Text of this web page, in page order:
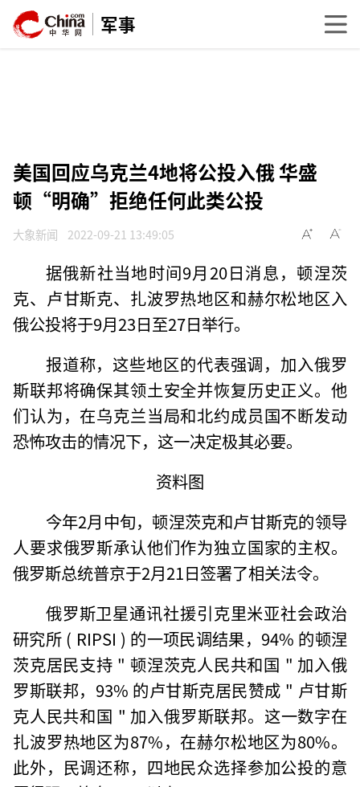
军事
美国回应乌克兰4地将公投入俄 华盛
顿“明确”拒绝任何此类公投
大象新闻 2022-09-21 13:49:05
据俄新社当地时间9月20日消息，顿涅茨
克、卢甘斯克、扎波罗热地区和赫尔松地区入
俄公投将于9月23日至27日举行。
报道称，这些地区的代表强调，加入俄罗
斯联邦将确保其领土安全并恢复历史正义。他
们认为，在乌克兰当局和北约成员国不断发动
恐怖攻击的情况下，这一决定极其必要。
资料图
今年2月中旬，顿涅茨克和卢甘斯克的领导
人要求俄罗斯承认他们作为独立国家的主权。
俄罗斯总统普京于2月21日签署了相关法令。
俄罗斯卫星通讯社援引克里米亚社会政治
研究所 ( RIPSI ) 的一项民调结果，94% 的顿涅
茨克居民支持 " 顿涅茨克人民共和国 " 加入俄
罗斯联邦，93% 的卢甘斯克居民赞成 " 卢甘斯
克人民共和国 " 加入俄罗斯联邦。这一数字在
扎波罗热地区为87%，在赫尔松地区为80%。
此外，民调还称，四地民众选择参加公投的意